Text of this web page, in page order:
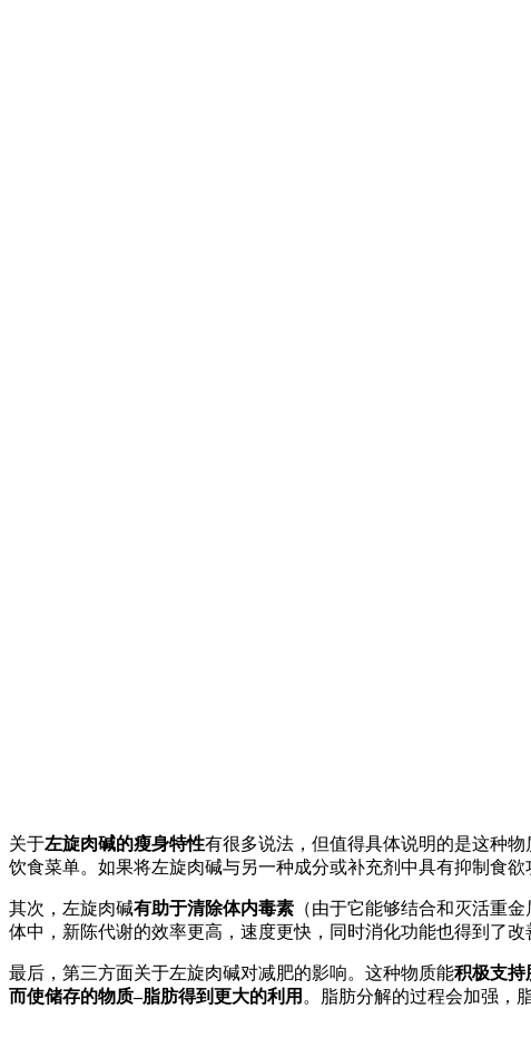
关于左旋肉碱的瘦身特性有很多说法，但值得具体说明的是这种
饮食菜单。如果将左旋肉碱与另一种成分或补充剂中具有抑制食欲
其次，左旋肉碱有助于清除体内毒素 （由于它能够结合和灭活重
体中，新陈代谢的效率更高，速度更快，同时消化功能也得到了
最后，第三方面关于左旋肉碱对减肥的影响。这种物质能积极支持
而使储存的物质–脂肪得到更大的利用 。脂肪分解的过程会加强，